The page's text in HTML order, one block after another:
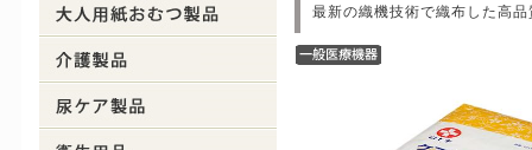
最新の織機技術で織布した高